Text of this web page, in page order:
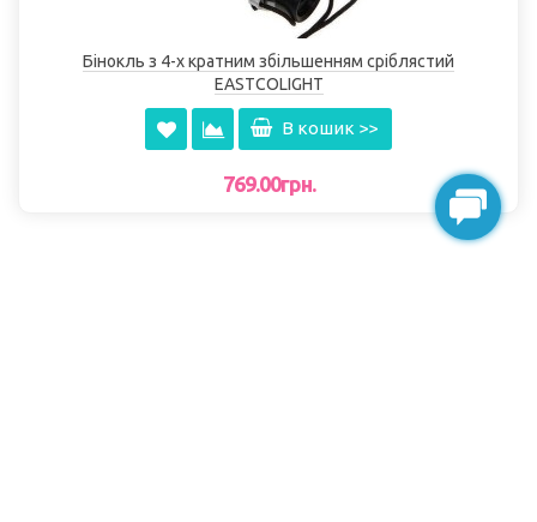
Бінокль з 4-х кратним збільшенням сріблястий
EASTCOLІGHT
В кошик >>
769.00грн.